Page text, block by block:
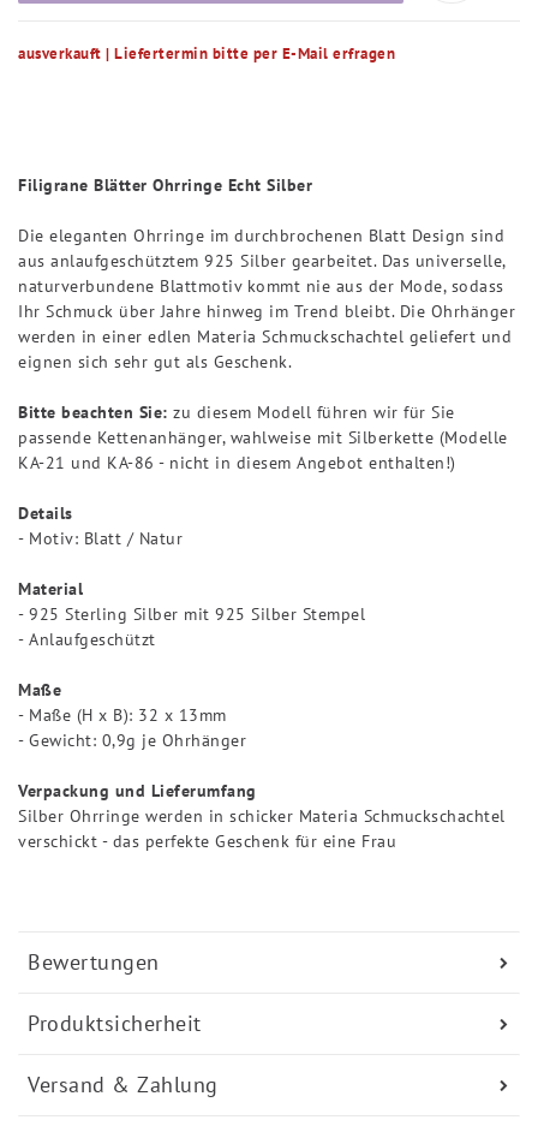
ausverkauft | Liefertermin bitte per E-Mail erfragen
Bewertungen
Produktsicherheit
Versand & Zahlung
Filigrane Blätter Ohrringe Echt Silber
Die eleganten Ohrringe im durchbrochenen Blatt Design sind
aus anlaufgeschütztem 925 Silber gearbeitet. Das universelle,
naturverbundene Blattmotiv kommt nie aus der Mode, sodass
Ihr Schmuck über Jahre hinweg im Trend bleibt. Die Ohrhänger
werden in einer edlen Materia Schmuckschachtel geliefert und
eignen sich sehr gut als Geschenk.
Bitte beachten Sie: zu diesem Modell führen wir für Sie
passende Kettenanhänger, wahlweise mit Silberkette (Modelle
KA-21 und KA-86 - nicht in diesem Angebot enthalten!)
Details
- Motiv: Blatt / Natur
Material
- 925 Sterling Silber mit 925 Silber Stempel
- Anlaufgeschützt
Maße
- Maße (H x B): 32 x 13mm
- Gewicht: 0,9g je Ohrhänger
Verpackung und Lieferumfang
Silber Ohrringe werden in schicker Materia Schmuckschachtel
verschickt - das perfekte Geschenk für eine Frau